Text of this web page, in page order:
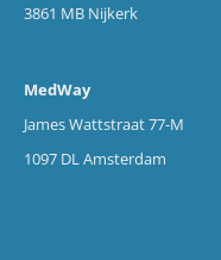
3861 MB Nijkerk
MedWay
James Wattstraat 77-M
1097 DL Amsterdam